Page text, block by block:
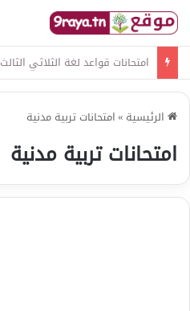
امتحانات قواعد لغة الثلاثي الثالث
الرئيسية »امتحانات تربية مدنية
امتحانات تربية مدنية